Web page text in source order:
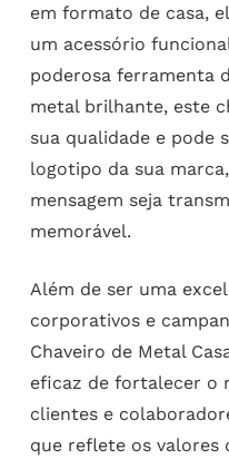
em formato de casa,
um acessório
poderosa ferramenta
metal brilhante, este
sua qualidade e pode
logotipo da sua
mensagem seja
memorável.
Além de ser uma
corporativos e
Chaveiro de Metal
eficaz de fortalecer o
clientes e
que reflete os valores